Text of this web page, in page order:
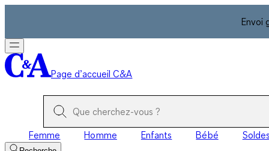
Envoi
Page d’accueil C&A
Femme Homme Enfants Bébé Soldes